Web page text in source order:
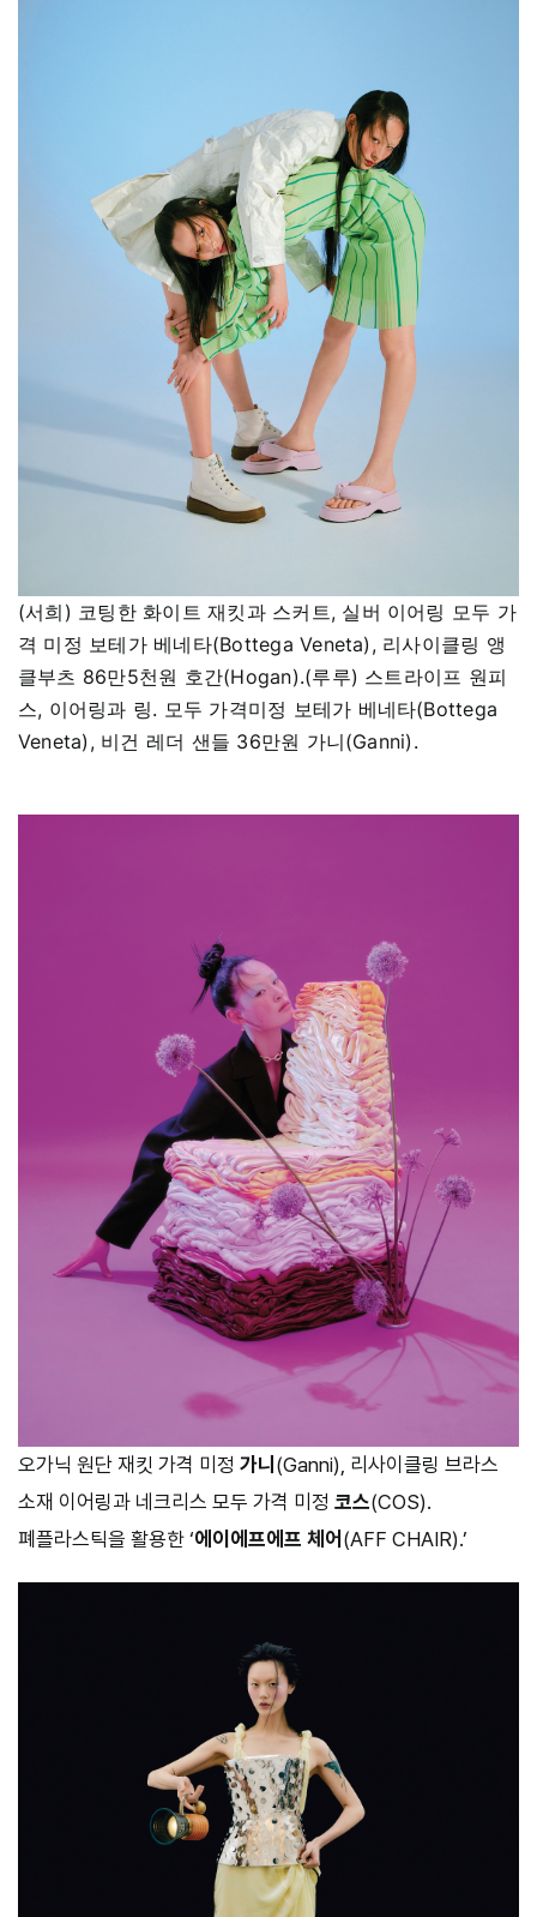
(서희) 코팅한 화이트 재킷과 스커트, 실버 이어링 모두 가
격 미정 보테가 베네타(Bottega Veneta), 리사이클링 앵
클부츠 86만5천원 호간(Hogan).(루루) 스트라이프 원피
스, 이어링과 링. 모두 가격미정 보테가 베네타(Bottega
Veneta), 비건 레더 샌들 36만원 가니(Ganni).
오가닉 원단 재킷 가격 미정 가니 (Ganni), 리사이클링 브라스
소재 이어링과 네크리스 모두 가격 미정 코스(COS).
폐플라스틱을 활용한 ‘에이에프에프 체어 (AFF CHAIR).’